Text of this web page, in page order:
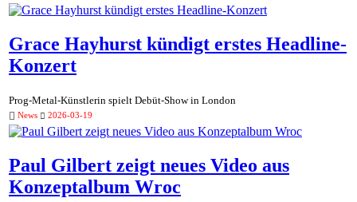
Grace Hayhurst kündigt erstes Headline-
Konzert
Prog-Metal-Künstlerin spielt Debüt-Show in London
News 2026-03-19
Paul Gilbert zeigt neues Video aus
Konzeptalbum Wroc